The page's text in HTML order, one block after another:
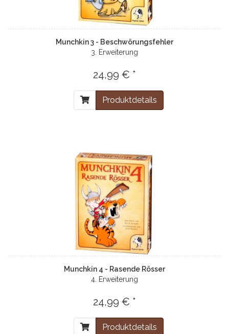
Munchkin 3 - Beschwörungsfehler
3. Erweiterung
24,99 € *
Produktdetails
Munchkin 4 - Rasende Rösser
4. Erweiterung
24,99 € *
Produktdetails